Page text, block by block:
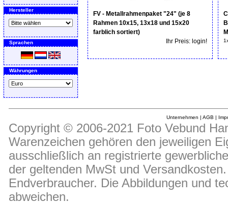
Hersteller
Sprachen
Währungen
FV - Metallrahmenpaket "24" (je 8
Rahmen 10x15, 13x18 und 15x20
farblich sortiert)
Ihr Preis: login!
Unternehmen | AGB |
Copyright © 2006-2021 Foto Vebund
Warenzeichen gehören den jeweiligen
ausschließlich an registrierte
der geltenden MwSt und
Endverbraucher. Die Abbildungen und
abweichen.